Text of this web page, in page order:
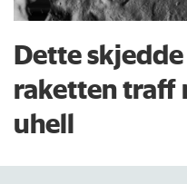
Dette skjedde
raketten traff
uhell